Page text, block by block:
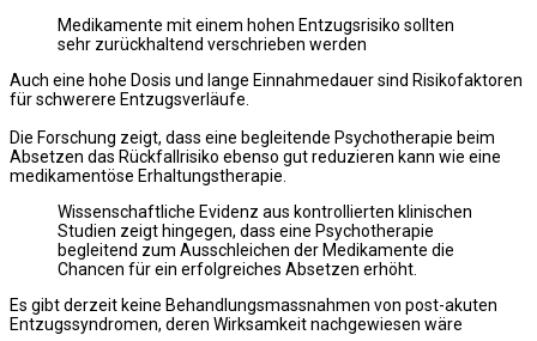
Medikamente mit einem hohen Entzugsrisiko sollten
sehr zurückhaltend verschrieben werden
Auch eine hohe Dosis und lange Einnahmedauer sind Risikofaktoren
für schwerere Entzugsverläufe.
Die Forschung zeigt, dass eine begleitende Psychotherapie beim
Absetzen das Rückfallrisiko ebenso gut reduzieren kann wie eine
medikamentöse Erhaltungstherapie.
Wissenschaftliche Evidenz aus kontrollierten klinischen
Studien zeigt hingegen, dass eine Psychotherapie
begleitend zum Ausschleichen der Medikamente die
Chancen für ein erfolgreiches Absetzen erhöht.
Es gibt derzeit keine Behandlungsmassnahmen von post-akuten
Entzugssyndromen, deren Wirksamkeit nachgewiesen wäre